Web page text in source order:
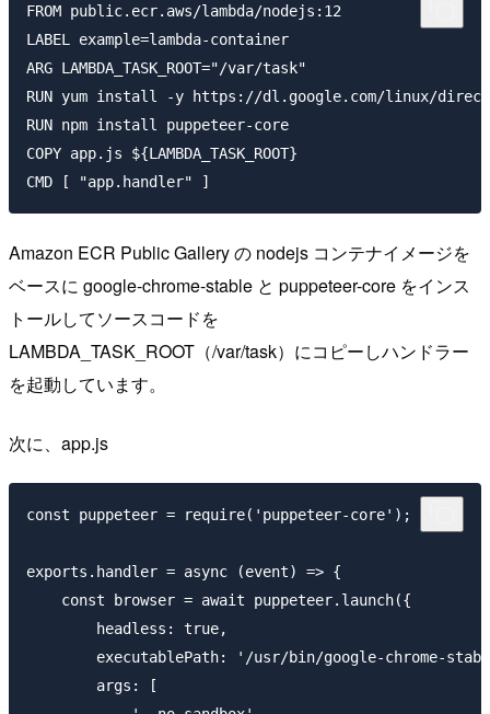
FROM public.ecr.aws/lambda/nodejs:12
LABEL example=lambda-container
ARG LAMBDA_TASK_ROOT="/var/task"
RUN yum install -y https://dl.google.com/linux/direct/
RUN npm install puppeteer-core
COPY app.js ${LAMBDA_TASK_ROOT}
Amazon ECR Public Gallery の nodejs コンテナイメージを
ベースに google-chrome-stable と puppeteer-core をインス
トールしてソースコードを
LAMBDA_TASK_ROOT（/var/task）にコピーしハンドラー
を起動しています。
次に、app.js
const puppeteer = require('puppeteer-core');
exports.handler = async (event) => {
    const browser = await puppeteer.launch({
        headless: true,
executablePath: '/usr/bin/google-chrome-
        args: [